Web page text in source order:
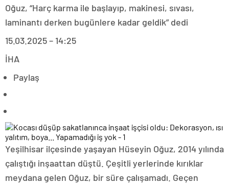
Oğuz, “Harç karma ile başlayıp, makinesi, sıvası,
laminantı derken bugünlere kadar geldik” dedi
15.03.2025 – 14:25
İHA
Paylaş
Yeşilhisar ilçesinde yaşayan Hüseyin Oğuz, 2014 yılında
çalıştığı inşaattan düştü. Çeşitli yerlerinde kırıklar
meydana gelen Oğuz, bir süre çalışamadı. Geçen